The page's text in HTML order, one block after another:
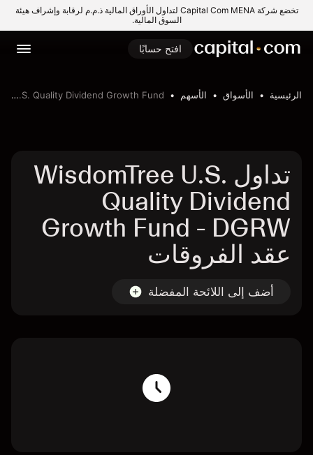
تخضع شركة Capital Com MENA لتداول الأوراق المالية ذ.م.م لرقابة وإشراف هيئة
السوق المالية.
افتح حسابًا
الرئيسية الأسواق الأسهم WisdomTree U.S. Quality Dividend Growth Fund
تداول WisdomTree U.S.
Quality Dividend
Growth Fund - DGRW
عقد الفروقات
أضف إلى اللائحة المفضلة